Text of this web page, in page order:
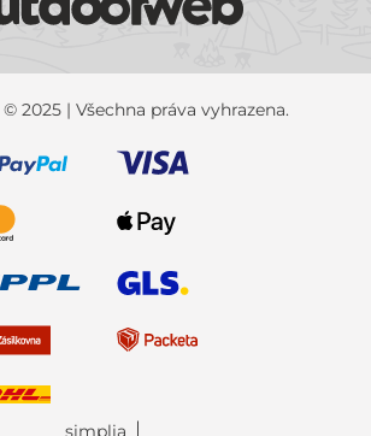
2025 | Všechna práva vyhrazena.
simplia